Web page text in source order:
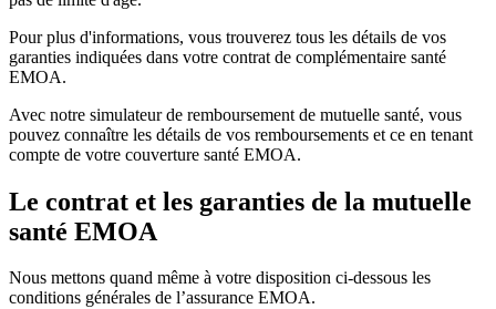
Pour plus d'informations, vous trouverez tous les détails de vos
garanties indiquées dans votre contrat de complémentaire santé
EMOA.
Avec notre simulateur de remboursement de mutuelle santé, vous
pouvez connaître les détails de vos remboursements et ce en tenant
compte de votre couverture santé EMOA.
Le contrat et les garanties de la mutuelle
santé EMOA
Nous mettons quand même à votre disposition ci-dessous les
conditions générales de l’assurance EMOA.